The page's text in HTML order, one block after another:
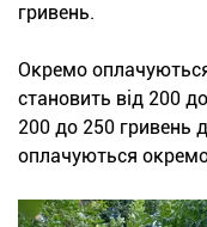
гривень.
Окремо
становить від 200
200 до 250 гривень
оплачуються